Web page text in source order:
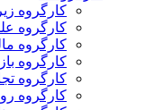
کارگروه
کارگروه
کارگروه
کارگروه
کارگروه
کارگروه